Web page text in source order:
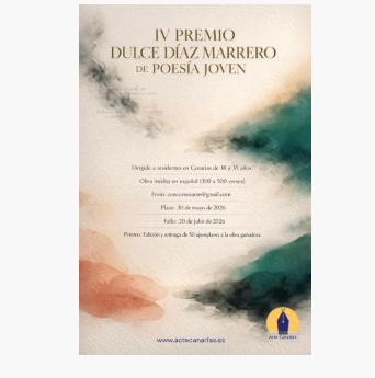
Image